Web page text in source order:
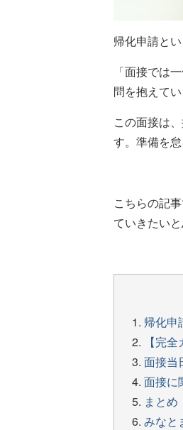
帰化申請と
「面接では
問を抱えて
この面接は
す。準備を
こちらの記事
ていきたいと
帰化申
【完
面接当
面接に
まとめ
みなと